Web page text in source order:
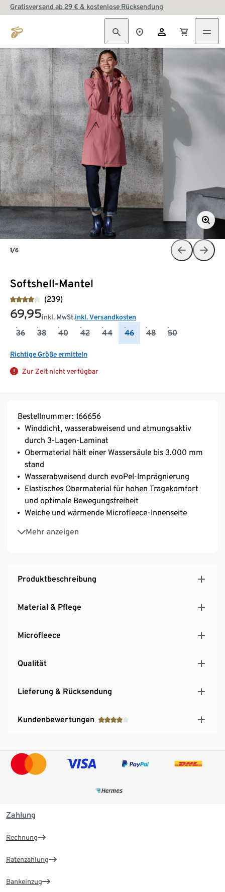
Gratisversand ab 29 € & kostenlose Rücksendung
Softshell-Mantel
(239)
69,95inkl. MwSt.inkl. Versandkosten
36 38 40 42 44 46 48 50
Richtige Größe ermitteln
Zur Zeit nicht verfügbar
1/6
Bestellnummer: 166656
Winddicht, wasserabweisend und atmungsaktiv
durch 3-Lagen-Laminat
Obermaterial hält einer Wassersäule bis 3.000 mm
stand
Wasserabweisend durch evoPel-Imprägnierung
Elastisches Obermaterial für hohen Tragekomfort
und optimale Bewegungsfreiheit
Weiche und wärmende Microfleece-Innenseite
Mehr anzeigen
Mit hochschließender, verstellbarer Kapuze mit
Leicht taillierter Schnitt mit abgerundetem Saum
Kordelzug
Ärmelenden durch Klettverschlüsse
Produktbeschreibung
Material & Pflege
Microfleece
Qualität
Lieferung & Rücksendung
Kundenbewertungen
Zahlung
Rechnung
Ratenzahlung
Bankeinzug